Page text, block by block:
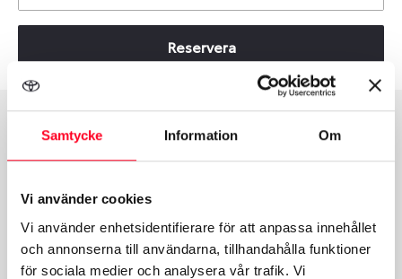
Samtycke Information Om
Vi använder cookies
Vi använder enhetsidentifierare för att anpassa innehållet
och annonserna till användarna, tillhandahålla funktioner
för sociala medier och analysera vår trafik. Vi
Reservera
Group
Fälg PV/C LM
Tum
20
28
Centre Diameter
112
Art nummer
13958